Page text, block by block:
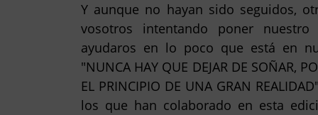
Y aunque no hayan sido seguidos,
vosotros intentando poner
ayudaros en lo poco que está en
"NUNCA HAY QUE DEJAR DE SOÑAR,
EL PRINCIPIO DE UNA GRAN
los que han colaborado en esta